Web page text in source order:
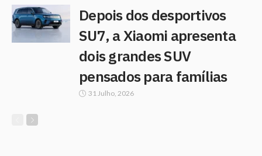
Depois dos desportivos
SU7, a Xiaomi apresenta
dois grandes SUV
pensados para famílias
31 Julho, 2026